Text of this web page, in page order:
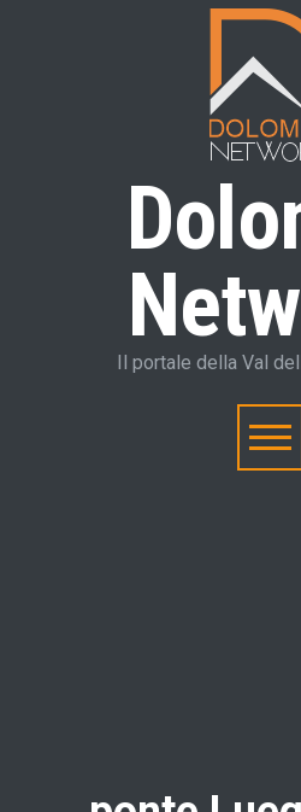
Il portale della Val